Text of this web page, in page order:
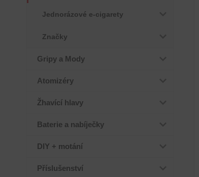
Jednorázové e-cigarety
Značky
Gripy a Mody
Atomizéry
Žhavící hlavy
Baterie a nabíječky
DIY + motání
Příslušenství